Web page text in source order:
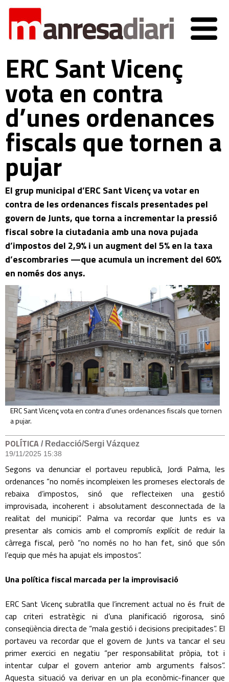
ERC Sant Vicenç
vota en contra
d’unes ordenances
fiscals que tornen a
pujar
El grup municipal d’ERC Sant Vicenç va votar en
contra de les ordenances fiscals presentades pel
govern de Junts, que torna a incrementar la pressió
fiscal sobre la ciutadania amb una nova pujada
d’impostos del 2,9% i un augment del 5% en la taxa
d’escombraries —que acumula un increment del 60%
en només dos anys.
ERC Sant Vicenç vota en contra d’unes ordenances fiscals que tornen
a pujar.
POLÍTICA / Redacció/Sergi Vázquez
19/11/2025 15:38
Segons va denunciar el portaveu republicà, Jordi Palma, les
ordenances “no només incompleixen les promeses electorals de
rebaixa d’impostos, sinó que reflecteixen una gestió
improvisada, incoherent i absolutament desconnectada de la
realitat del municipi”. Palma va recordar que Junts es va
presentar als comicis amb el compromís explícit de reduir la
càrrega fiscal, però “no només no ho han fet, sinó que són
l’equip que més ha apujat els impostos”.
Una política fiscal marcada per la improvisació
ERC Sant Vicenç subratlla que l’increment actual no és fruit de
cap criteri estratègic ni d’una planificació rigorosa, sinó
conseqüència directa de “mala gestió i decisions precipitades”. El
portaveu va recordar que el govern de Junts va tancar el seu
primer exercici en negatiu “per responsabilitat pròpia, tot i
intentar culpar el govern anterior amb arguments falsos”.
Aquesta situació va derivar en un pla econòmic-financer que